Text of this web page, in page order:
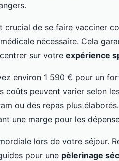
crucial de se faire vacciner
nécessaire. Cela
sur votre expérience
environ 1 590 € pour un
coûts peuvent varier selon
ou des repas plus
une marge pour les
lors de votre séjour.
pour une pèlerinage